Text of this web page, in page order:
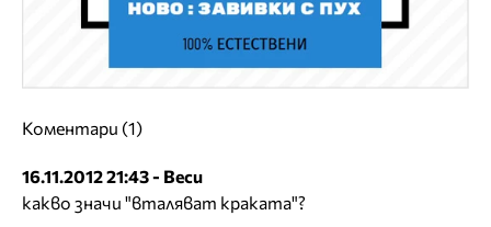
Коментари (1)
16.11.2012 21:43 - Веси
какво значи "вталяват краката"?